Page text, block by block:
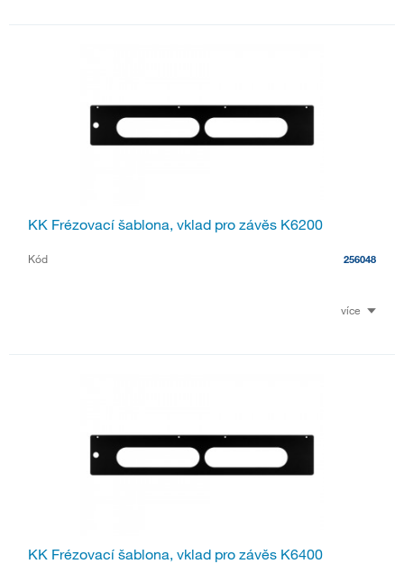
KK Frézovací šablona, vklad pro závěs K6200
Kód 256048
více
KK Frézovací šablona, vklad pro závěs K6400